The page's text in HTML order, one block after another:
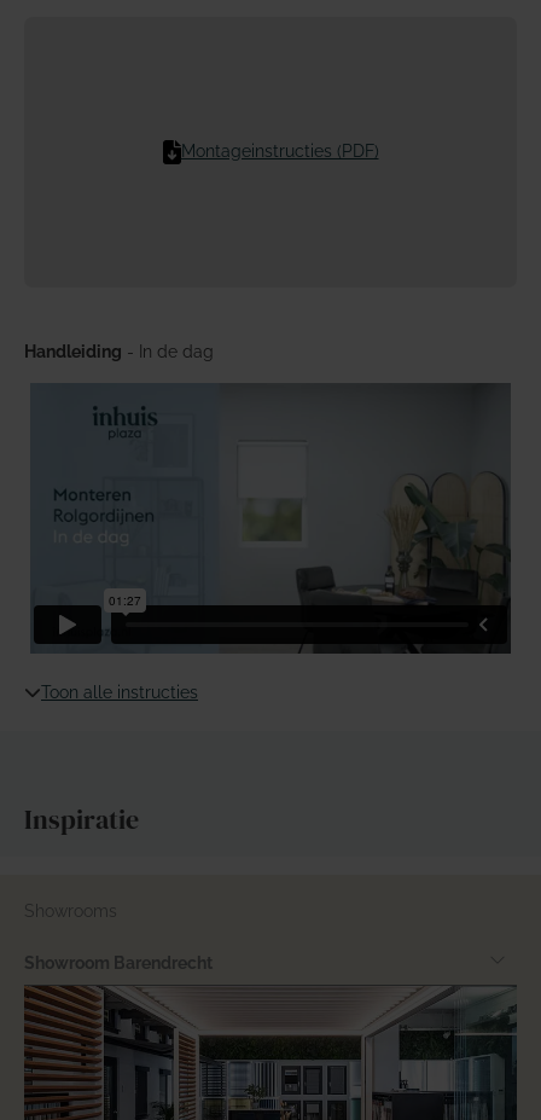
Montageinstructies (PDF)
Handleiding - In de dag
Toon alle instructies
Inspiratie
Showrooms
Showroom Barendrecht